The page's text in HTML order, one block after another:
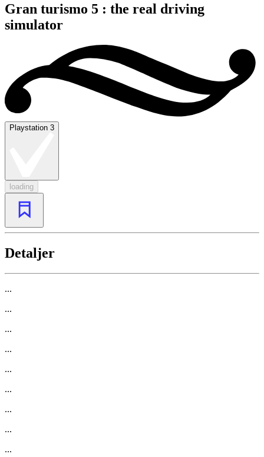
Gran turismo 5 : the real driving
simulator
Playstation 3
loading
Detaljer
...
...
...
...
...
...
...
...
...